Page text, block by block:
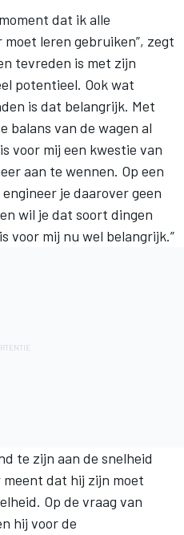
dat ik alle
leren gebruiken”, zegt
tevreden is met zijn
potentieel. Ook wat
is dat belangrijk. Met
balans van de wagen al
voor mij een kwestie van
aan te wennen. Op een
je daarover geen
wil je dat soort dingen
voor mij nu wel belangrijk.”
te zijn aan de snelheid
meent dat hij zijn moet
Op de vraag van
hij voor de